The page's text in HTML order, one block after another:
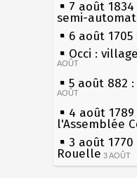
7 août
semi-
6 août
Occi :
AOÛT
5 août 882
AOÛT
4 août
l'Assemblée
3 août
Rouelle 3 AOÛT
Musée